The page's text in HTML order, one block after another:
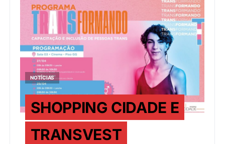
NOTÍCIAS
SHOPPING CIDADE E
TRANSVEST